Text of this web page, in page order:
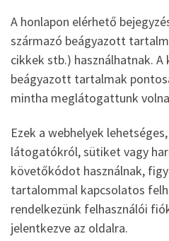
A honlapon elérhető
származó beágyazott
cikkek stb.) használhatnak.
beágyazott tartalmak
mintha meglátogattunk
Ezek a webhelyek
látogatókról, sütiket vagy
követőkódot használnak,
tartalommal kapcsolatos
rendelkezünk felhasználói
jelentkezve az oldalra.